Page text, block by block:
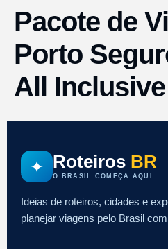
Pacote de
Porto
All Inclusive
✦ Roteiros BR
O BRASIL COMEÇA AQUI
Ideias de roteiros, cidades e
planejar viagens pelo Brasil